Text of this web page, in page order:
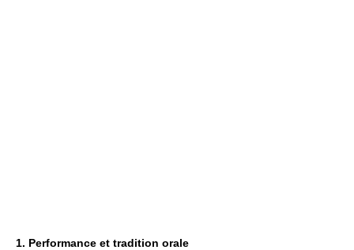
1. Performance et tradition orale